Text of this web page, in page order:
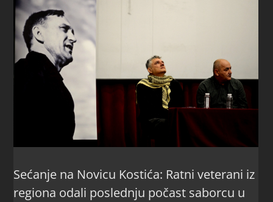
Sećanje na Novicu Kostića: Ratni veterani iz
regiona odali poslednju počast saborcu u